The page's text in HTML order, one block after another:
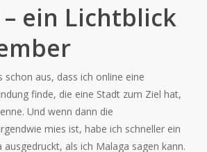
ein Lichtblick
schon aus, dass ich online eine
finde, die eine Stadt zum Ziel hat,
Und wenn dann die
mies ist, habe ich schneller ein
ausgedruckt, als ich Malaga sagen kann.